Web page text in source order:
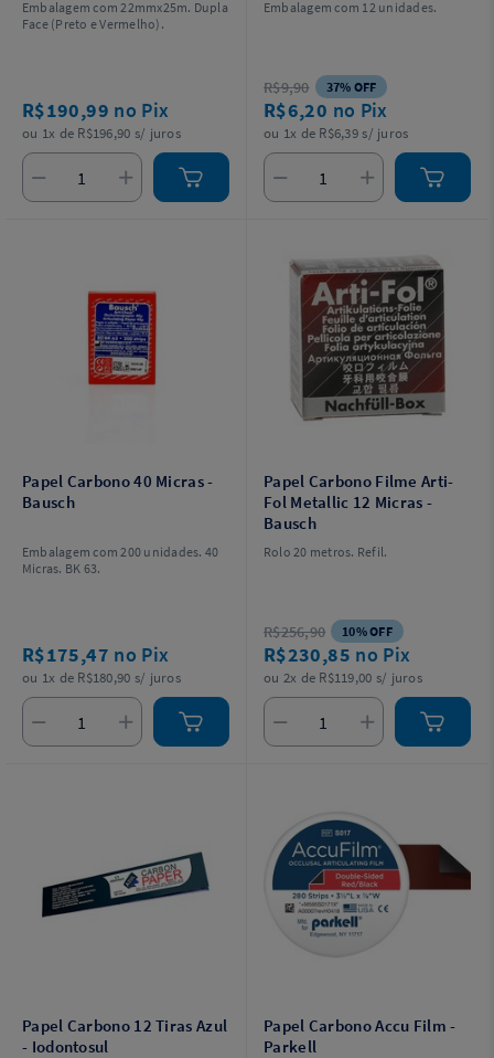
Embalagem com 22mmx25m. Dupla
Face (Preto e Vermelho).
R$190,99 no Pix
ou 1x de R$196,90 s/ juros
Embalagem com 12 unidades.
R$9,90 37% OFF
R$6,20 no Pix
ou 1x de R$6,39 s/ juros
Papel Carbono 40 Micras -
Bausch
Embalagem com 200 unidades. 40
Micras. BK 63.
R$175,47 no Pix
ou 1x de R$180,90 s/ juros
Papel Carbono Filme Arti-
Fol Metallic 12 Micras -
Bausch
Rolo 20 metros. Refil.
R$256,90 10% OFF
R$230,85 no Pix
ou 2x de R$119,00 s/ juros
Papel Carbono 12 Tiras Azul
- Iodontosul
Papel Carbono Accu Film -
Parkell